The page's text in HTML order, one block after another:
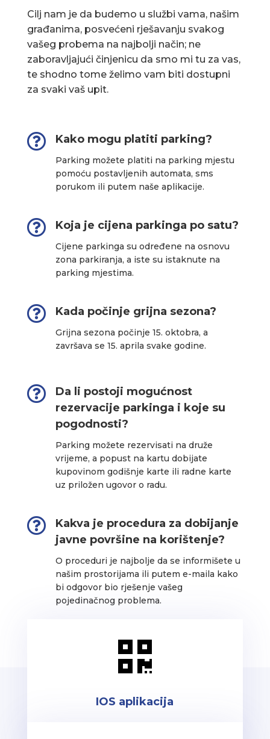
Cilj nam je da budemo u službi vama, našim
građanima, posvećeni rješavanju svakog
vašeg probema na najbolji način; ne
zaboravljajući činjenicu da smo mi tu za vas,
te shodno tome želimo vam biti dostupni
za svaki vaš upit.
 Kako mogu platiti parking?
Parking možete platiti na parking mjestu
pomoću postavljenih automata, sms
porukom ili putem naše aplikacije.
 Koja je cijena parkinga po satu?
Cijene parkinga su određene na osnovu
zona parkiranja, a iste su istaknute na
parking mjestima.
 Kada počinje grijna sezona?
Grijna sezona počinje 15. oktobra, a
završava se 15. aprila svake godine.

Da li postoji mogućnost
rezervacije parkinga i koje su
pogodnosti?
Parking možete rezervisati na druže
vrijeme, a popust na kartu dobijate
kupovinom godišnje karte ili radne karte
uz priložen ugovor o radu.

Kakva je procedura za dobijanje
javne površine na korištenje?
O proceduri je najbolje da se informišete u
našim prostorijama ili putem e-maila kako
bi odgovor bio rješenje vašeg
pojedinačnog problema.

IOS aplikacija